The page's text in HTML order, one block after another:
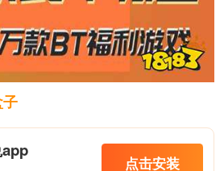
点击安装